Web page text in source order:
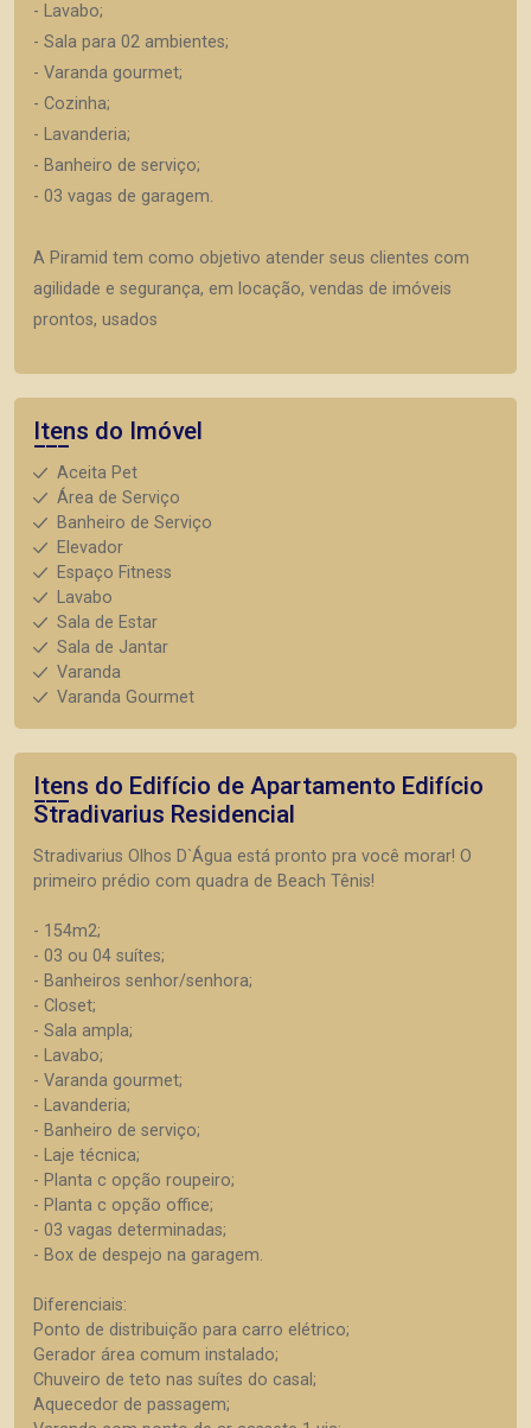
- Lavabo;
- Sala para 02 ambientes;
- Varanda gourmet;
- Cozinha;
- Lavanderia;
- Banheiro de serviço;
- 03 vagas de garagem.
A Piramid tem como objetivo atender seus clientes com
agilidade e segurança, em locação, vendas de imóveis
prontos, usados
Itens do Imóvel
Aceita Pet
Área de Serviço
Banheiro de Serviço
Elevador
Espaço Fitness
Lavabo
Sala de Estar
Sala de Jantar
Varanda
Varanda Gourmet
Itens do Edifício de Apartamento Edifício
Stradivarius Residencial
Stradivarius Olhos D`Água está pronto pra você morar! O
primeiro prédio com quadra de Beach Tênis!
- 154m2;
- 03 ou 04 suítes;
- Banheiros senhor/senhora;
- Closet;
- Sala ampla;
- Lavabo;
- Varanda gourmet;
- Lavanderia;
- Banheiro de serviço;
- Laje técnica;
- Planta c opção roupeiro;
- Planta c opção office;
- 03 vagas determinadas;
- Box de despejo na garagem.
Diferenciais:
Ponto de distribuição para carro elétrico;
Gerador área comum instalado;
Chuveiro de teto nas suítes do casal;
Aquecedor de passagem;